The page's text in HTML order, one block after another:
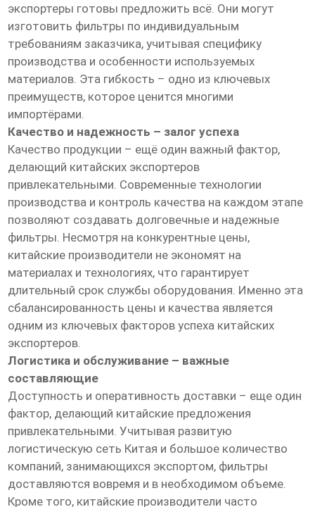
экспортеры готовы предложить всё. Они могут
изготовить фильтры по индивидуальным
требованиям заказчика, учитывая специфику
производства и особенности используемых
материалов. Эта гибкость – одно из ключевых
преимуществ, которое ценится многими
импортёрами.
Качество и надежность – залог успеха
Качество продукции – ещё один важный фактор,
делающий китайских экспортеров
привлекательными. Современные технологии
производства и контроль качества на каждом этапе
позволяют создавать долговечные и надежные
фильтры. Несмотря на конкурентные цены,
китайские производители не экономят на
материалах и технологиях, что гарантирует
длительный срок службы оборудования. Именно эта
сбалансированность цены и качества является
одним из ключевых факторов успеха китайских
экспортеров.
Логистика и обслуживание – важные
составляющие
Доступность и оперативность доставки – еще один
фактор, делающий китайские предложения
привлекательными. Учитывая развитую
логистическую сеть Китая и большое количество
компаний, занимающихся экспортом, фильтры
доставляются вовремя и в необходимом объеме.
Кроме того, китайские производители часто